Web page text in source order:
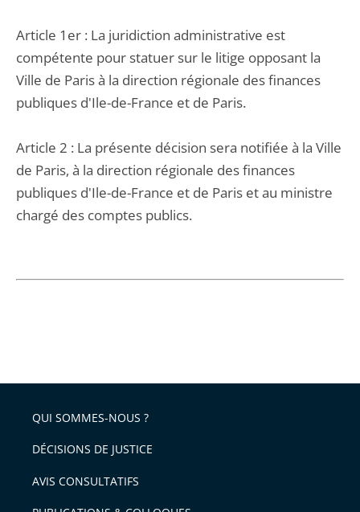
Article 1er : La juridiction administrative est
compétente pour statuer sur le litige opposant la
Ville de Paris à la direction régionale des finances
publiques d'Ile-de-France et de Paris.
Article 2 : La présente décision sera notifiée à la Ville
de Paris, à la direction régionale des finances
publiques d'Ile-de-France et de Paris et au ministre
chargé des comptes publics.
QUI SOMMES-NOUS ?
DÉCISIONS DE JUSTICE
AVIS CONSULTATIFS